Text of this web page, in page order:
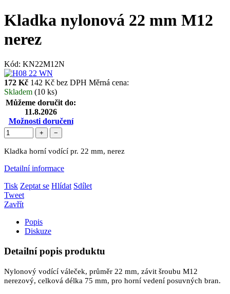
Kladka nylonová 22 mm M12
nerez
Kód: KN22M12N
172 Kč 142 Kč bez DPH Měrná cena:
Skladem (10 ks)
Můžeme doručit do:
11.8.2026
Možnosti doručení
+ −
Kladka horní vodící pr. 22 mm, nerez
Detailní informace
Tisk Zeptat se Hlídat Sdílet
Tweet
Zavřít
Popis
Diskuze
Detailní popis produktu
Nylonový vodící váleček, průměr 22 mm, závit šroubu M12
nerezový, celková délka 75 mm, pro horní vedení posuvných bran.